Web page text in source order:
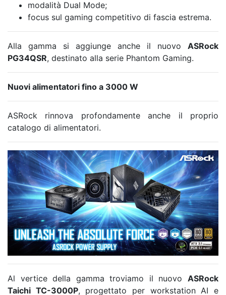
modalità Dual Mode;
focus sul gaming competitivo di fascia estrema.
Alla gamma si aggiunge anche il nuovo ASRock
PG34QSR, destinato alla serie Phantom Gaming.
Nuovi alimentatori fino a 3000 W
ASRock rinnova profondamente anche il proprio
catalogo di alimentatori.
Al vertice della gamma troviamo il nuovo ASRock
Taichi TC-3000P, progettato per workstation AI e